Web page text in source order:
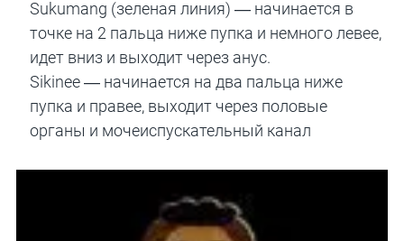
Sukumang (зеленая линия) — начинается в
точке на 2 пальца ниже пупка и немного левее,
идет вниз и выходит через анус.
Sikinee — начинается на два пальца ниже
пупка и правее, выходит через половые
органы и мочеиспускательный канал